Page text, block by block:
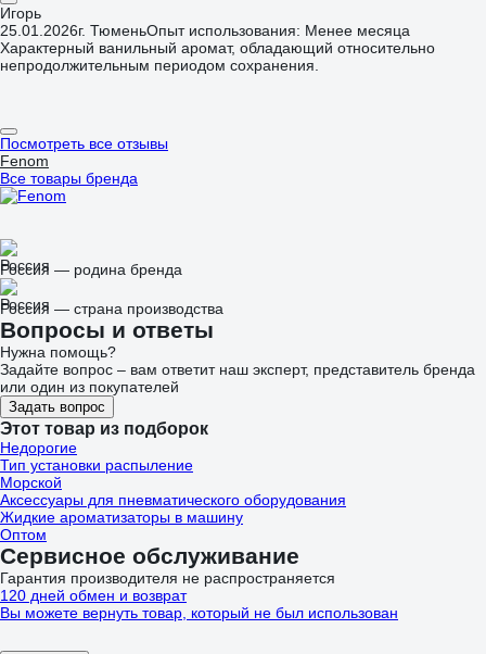
Игорь
25.01.2026г. ТюменьОпыт использования: Менее месяца
Характерный ванильный аромат, обладающий относительно
непродолжительным периодом сохранения.
Посмотреть все отзывы
Fenom
Все товары бренда
Россия — родина бренда
Россия — страна производства
Вопросы и ответы
Нужна помощь?
Задайте вопрос – вам ответит наш эксперт, представитель бренда
или один из покупателей
Задать вопрос
Этот товар из подборок
Недорогие
Тип установки распыление
Морской
Аксессуары для пневматического оборудования
Жидкие ароматизаторы в машину
Оптом
Сервисное обслуживание
Гарантия производителя не распространяется
120 дней обмен и возврат
Вы можете вернуть товар, который не был использован